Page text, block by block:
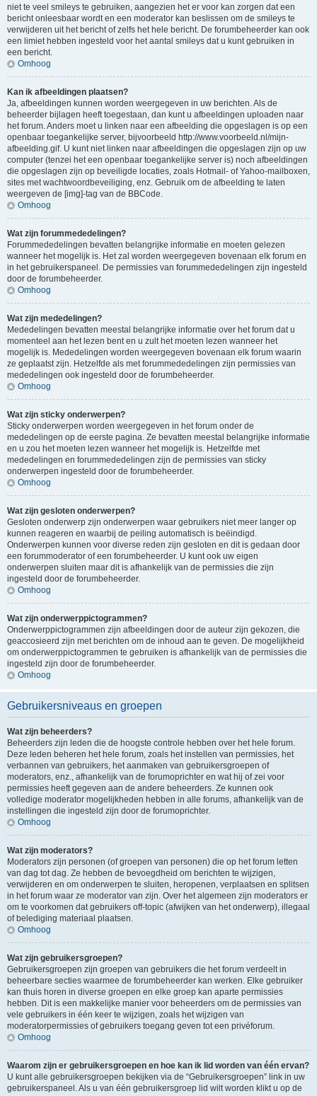
niet te veel smileys te gebruiken, aangezien het er voor kan zorgen dat een
bericht onleesbaar wordt en een moderator kan beslissen om de smileys te
verwijderen uit het bericht of zelfs het hele bericht. De forumbeheerder kan ook
een limiet hebben ingesteld voor het aantal smileys dat u kunt gebruiken in
een bericht.
Omhoog
Kan ik afbeeldingen plaatsen?
Ja, afbeeldingen kunnen worden weergegeven in uw berichten. Als de
beheerder bijlagen heeft toegestaan, dan kunt u afbeeldingen uploaden naar
het forum. Anders moet u linken naar een afbeelding die opgeslagen is op een
openbaar toegankelijke server, bijvoorbeeld http://www.voorbeeld.nl/mijn-
afbeelding.gif. U kunt niet linken naar afbeeldingen die opgeslagen zijn op uw
computer (tenzei het een openbaar toegankelijke server is) noch afbeeldingen
die opgeslagen zijn op beveiligde locaties, zoals Hotmail- of Yahoo-mailboxen,
sites met wachtwoordbeveiliging, enz. Gebruik om de afbeelding te laten
weergeven de [img]-tag van de BBCode.
Omhoog
Wat zijn forummededelingen?
Forummededelingen bevatten belangrijke informatie en moeten gelezen
wanneer het mogelijk is. Het zal worden weergegeven bovenaan elk forum en
in het gebruikerspaneel. De permissies van forummededelingen zijn ingesteld
door de forumbeheerder.
Omhoog
Wat zijn mededelingen?
Mededelingen bevatten meestal belangrijke informatie over het forum dat u
momenteel aan het lezen bent en u zult het moeten lezen wanneer het
mogelijk is. Mededelingen worden weergegeven bovenaan elk forum waarin
ze geplaatst zijn. Hetzelfde als met forummededelingen zijn permissies van
mededelingen ook ingesteld door de forumbeheerder.
Omhoog
Wat zijn sticky onderwerpen?
Sticky onderwerpen worden weergegeven in het forum onder de
mededelingen op de eerste pagina. Ze bevatten meestal belangrijke informatie
en u zou het moeten lezen wanneer het mogelijk is. Hetzelfde met
mededelingen en forummededelingen zijn de permissies van sticky
onderwerpen ingesteld door de forumbeheerder.
Omhoog
Wat zijn gesloten onderwerpen?
Gesloten onderwerp zijn onderwerpen waar gebruikers niet meer langer op
kunnen reageren en waarbij de peiling automatisch is beëindigd.
Onderwerpen kunnen voor diverse reden zijn gesloten en dit is gedaan door
een forummoderator of een forumbeheerder. U kunt ook uw eigen
onderwerpen sluiten maar dit is afhankelijk van de permissies die zijn
ingesteld door de forumbeheerder.
Omhoog
Wat zijn onderwerppictogrammen?
Onderwerppictogrammen zijn afbeeldingen door de auteur zijn gekozen, die
geaccosieerd zijn met berichten om de inhoud aan te geven. De mogelijkheid
om onderwerppictogrammen te gebruiken is afhankelijk van de permissies die
ingesteld zijn door de forumbeheerder.
Omhoog
Gebruikersniveaus en groepen
Wat zijn beheerders?
Beheerders zijn leden die de hoogste controle hebben over het hele forum.
Deze leden beheren het hele forum, zoals het instellen van permissies, het
verbannen van gebruikers, het aanmaken van gebruikersgroepen of
moderators, enz., afhankelijk van de forumoprichter en wat hij of zei voor
permissies heeft gegeven aan de andere beheerders. Ze kunnen ook
volledige moderator mogelijkheden hebben in alle forums, afhankelijk van de
instellingen die ingesteld zijn door de forumoprichter.
Omhoog
Wat zijn moderators?
Moderators zijn personen (of groepen van personen) die op het forum letten
van dag tot dag. Ze hebben de bevoegdheid om berichten te wijzigen,
verwijderen en om onderwerpen te sluiten, heropenen, verplaatsen en splitsen
in het forum waar ze moderator van zijn. Over het algemeen zijn moderators er
om te voorkomen dat gebruikers off-topic (afwijken van het onderwerp), illegaal
of belediging materiaal plaatsen.
Omhoog
Wat zijn gebruikersgroepen?
Gebruikersgroepen zijn groepen van gebruikers die het forum verdeelt in
beheerbare secties waarmee de forumbeheerder kan werken. Elke gebruiker
kan thuis horen in diverse groepen en elke groep kan aparte permissies
hebben. Dit is een makkelijke manier voor beheerders om de permissies van
vele gebruikers in één keer te wijzigen, zoals het wijzigen van
moderatorpermissies of gebruikers toegang geven tot een privéforum.
Omhoog
Waarom zijn er gebruikersgroepen en hoe kan ik lid worden van één ervan?
U kunt alle gebruikersgroepen bekijken via de “Gebruikersgroepen” link in uw
gebruikerspaneel. Als u van één gebruikersgroep lid wilt worden klikt u op de